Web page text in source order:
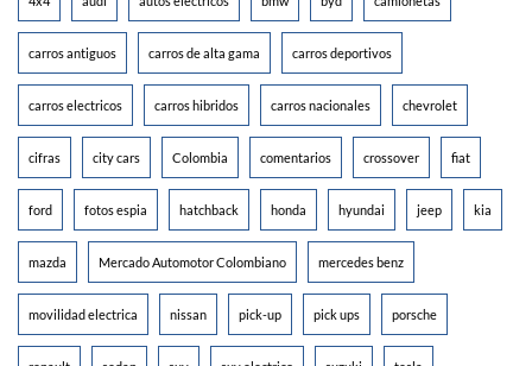
carros antiguos carros de alta gama carros deportivos
carros electricos carros hibridos carros nacionales chevrolet
cifras city cars Colombia comentarios crossover fiat
ford fotos espia hatchback honda hyundai jeep kia
mazda Mercado Automotor Colombiano mercedes benz
movilidad electrica nissan pick-up pick ups porsche